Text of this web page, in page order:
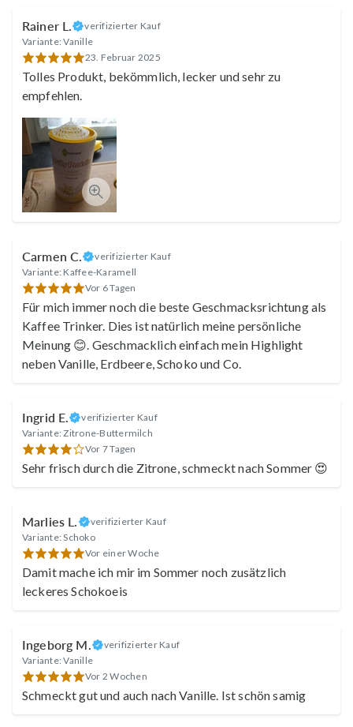
Helga
Alexandra
Ulrike
Rainer L.
verifizierter Kauf
Variante: Vanille
23. Februar 2025
Tolles Produkt, bekömmlich, lecker und sehr zu
empfehlen.
Carmen C.
verifizierter Kauf
Variante: Kaffee-Karamell
Vor 6 Tagen
Für mich immer noch die beste Geschmacksrichtung als
Kaffee Trinker. Dies ist natürlich meine persönliche
Meinung 😊. Geschmacklich einfach mein Highlight
neben Vanille, Erdbeere, Schoko und Co.
Ingrid E.
verifizierter Kauf
Variante: Zitrone-Buttermilch
Vor 7 Tagen
Sehr frisch durch die Zitrone, schmeckt nach Sommer 😍
Marlies L.
verifizierter Kauf
Variante: Schoko
Vor einer Woche
Damit mache ich mir im Sommer noch zusätzlich
leckeres Schokoeis
Ingeborg M.
verifizierter Kauf
Variante: Vanille
Vor 2 Wochen
Schmeckt gut und auch nach Vanille. Ist schön samig